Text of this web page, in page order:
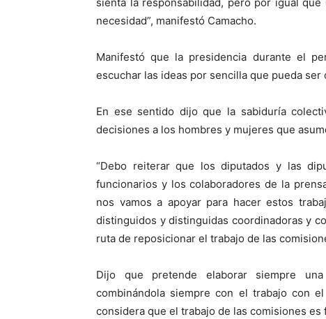
necesidad”, manifestó Camacho.
Manifestó que la presidencia durante el
escuchar las ideas por sencilla que pueda
En ese sentido dijo que la sabiduría
decisiones a los hombres y mujeres que
“Debo reiterar que los diputados y las
funcionarios y los colaboradores de la
nos vamos a apoyar para hacer estos
distinguidos y distinguidas coordinadoras y
ruta de reposicionar el trabajo de las
Dijo que pretende elaborar siempre
combinándola siempre con el trabajo con
considera que el trabajo de las comisiones es